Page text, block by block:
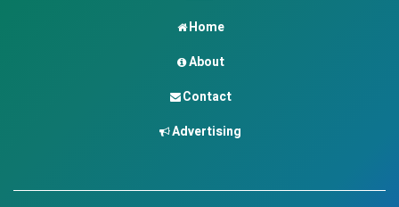
Home
About
Contact
Advertising